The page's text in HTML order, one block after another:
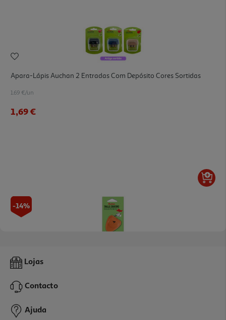
Apara-Lápis Auchan 2 Entradas Com Depósito Cores Sortidas
1.69 €/un
1,69 €
-14%
Afia Com Depósito Auchan Cores Sortidas
Price reduced from
1,39 €to
1,19 €
Lojas
Contacto
Ajuda